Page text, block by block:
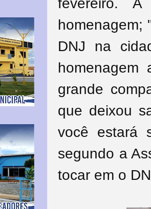
fevereiro.
homenagem;
DNJ na
grande
que deixou
você estará
segundo a
tocar em o